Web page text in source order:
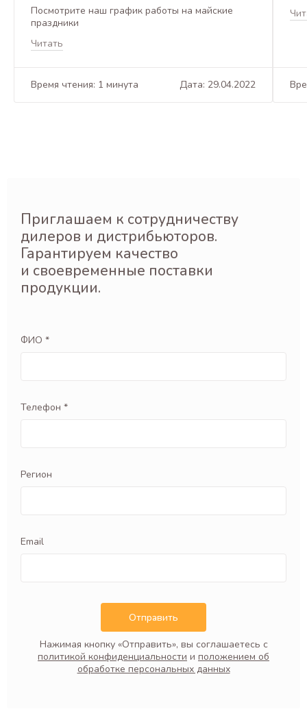
Посмотрите наш график работы на майские
праздники
Читать
Время чтения: 1 минута Дата: 29.04.2022
Приглашаем к сотрудничеству
дилеров и дистрибьюторов.
Гарантируем качество
и своевременные поставки
продукции.
ФИО *
Телефон *
Регион
Email
Нажимая кнопку «Отправить», вы соглашаетесь с
политикой конфиденциальности и положением об
обработке персональных данных
Отправить